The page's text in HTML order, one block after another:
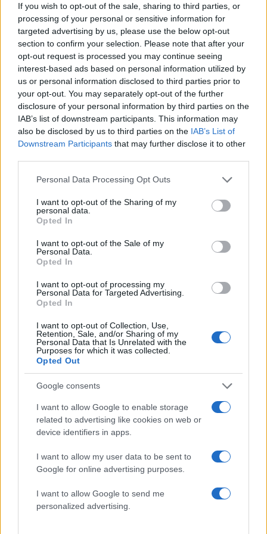
If you wish to opt-out of the sale, sharing to third parties, or
processing of your personal or sensitive information for
targeted advertising by us, please use the below opt-out
section to confirm your selection. Please note that after your
opt-out request is processed you may continue seeing
interest-based ads based on personal information utilized by
us or personal information disclosed to third parties prior to
your opt-out. You may separately opt-out of the further
disclosure of your personal information by third parties on the
IAB’s list of downstream participants. This information may
also be disclosed by us to third parties on the IAB’s List of
Downstream Participants that may further disclose it to other
Please note that this website/app uses one or more Google
not limited to your visit or usage behaviour. You may click to
grant or deny consent to Google and its third-party tags to
use your data for below specified purposes in below Google
consent section.
Personal Data Processing Opt Outs
I want to opt-out of the Sharing of my
personal data.
Opted In
I want to opt-out of the Sale of my
Personal Data.
Opted In
I want to opt-out of processing my
Personal Data for Targeted Advertising.
Opted In
I want to opt-out of Collection, Use,
Retention, Sale, and/or Sharing of my
Personal Data that Is Unrelated with the
Purposes for which it was collected.
Opted Out
Google consents
I want to allow Google to enable storage
related to advertising like cookies on web or
device identifiers in apps.
I want to allow my user data to be sent to
Google for online advertising purposes.
I want to allow Google to send me
personalized advertising.
διενέργεια των πρώτων ερευνών. Ετυχε εκείνη
την ημέρα να είμαι στο Λόγγο σε σπίτι φιλικής
οικογένειας, που ήταν κοντά στο εξοχικό της
οικογένειας Ζουμπατλή. Μπήκα πρώτος στο σπίτι
και βρέθηκα μπροστά σ’ ένα ανατριχιαστικό
θέαμα. Ο Μιχ. Ζουμπατλής δεν είχε εκπνεύσει.
Μου ζήτησε ένα ποτήρι νερό και του το έδωσα.
Με ξεψυχισμένη φωνή πρόλαβε να μου πει ότι ο
δολοφόνος ήταν ψηλός, ευέλικτος, φορούσε
μαύρα ρούχα και κουκούλα. Αποκόμισα την
αίσθηση ότι υποψιαζόταν ποιοι ήταν οι πρόξενοι
του μακελειού, αλλά δεν μου είπε κάτι άλλο, γιατί
έγειρε το κεφάλι του και εξέπνευσε…».
«Συμβόλαιο θανάτου» με
χειρουργική ακρίβεια
Μετά από 17 χρόνια, ο Κώστας Κυριακόπουλος
είναι πεπεισμένος ότι η δολοφονία τριών μελών
της οικογένειας Ζουμπατλή έχει «διεθνείς»
προεκτάσεις: «Θυμάμαι ότι δεν άφησε στον τόπο
του εγκλήματος ίχνη ο δράστης. Ηταν ένας
σούπερ επαγγελματίας εκτελεστής. Ούτε το
όπλο, φυσικά, βρέθηκε. Υλοποιήθηκε ένα
«συμβόλαιο θανάτου» με χειρουργική ακρίβεια
που παραπέμπει σε ιστορίες κατασκοπίας ή
ξεκαθαρίσματος λογαριασμών σε υψηλό
επίπεδο…».
Τα λεγόμενα του αντιστράτηγου εα «δένουν» με
τις επιχειρηματικές ενασχολήσεις του 66χρονου